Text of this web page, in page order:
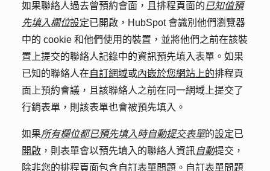
如果聯絡人過去曾預約會面，且排程頁面的已知值預
先填入欄位設定已開啟，HubSpot 會識別他們瀏覽器
中的 cookie 和他們使用的裝置，並將他們之前在該裝
置上提交的聯絡人記錄中的資訊預先填入表單。如果
已知的聯絡人在自訂網域或內嵌於您網站上的排程頁
面上預約會議，且該聯絡人之前在同一網域上提交了
行銷表單，則該表單也會被預先填入。
如果所有欄位都已預先填入時自動提交表單的設定已
開啟 ，則表單會以預先填入的聯絡人資訊自動提交，
除非您的排程頁面包含自訂表單問題。 自訂表單問題